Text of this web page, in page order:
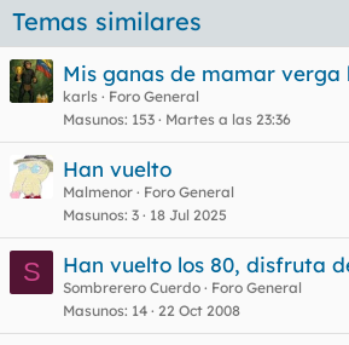
Temas similares
Mis ganas de mamar verga
karls
Foro General
Masunos 153 Martes a las 23:36
Han vuelto
Malmenor
Foro General
Masunos 3 18 Jul 2025
S Han vuelto los 80, disfruta
Sombrerero Cuerdo
Foro General
Masunos 14 22 Oct 2008